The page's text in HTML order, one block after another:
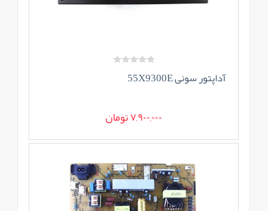
آداپتور سونی 55X9300E
7,900,000 تومان